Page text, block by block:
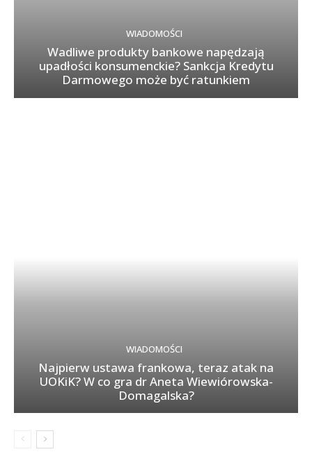
WIADOMOŚCI
Wadliwe produkty bankowe napędzają
upadłości konsumenckie? Sankcja Kredytu
Darmowego może być ratunkiem
WIADOMOŚCI
Najpierw ustawa frankowa, teraz atak na
UOKiK? W co gra dr Aneta Wiewiórowska-
Domagalska?